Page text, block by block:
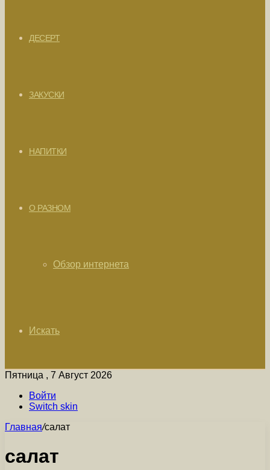
ДЕСЕРТ
ЗАКУСКИ
НАПИТКИ
О РАЗНОМ
Обзор интернета
Искать
Пятница , 7 Август 2026
Войти
Switch skin
Главная/салат
салат